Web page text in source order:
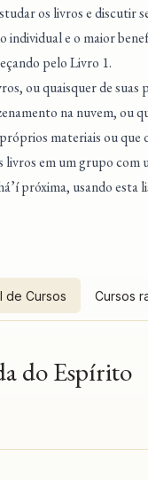
os livros e discutir
individual e o maior
pelo Livro 1.
ou quaisquer de
na nuvem, ou
materiais ou
livros em um grupo
próxima, usando esta
de Cursos Cursos
do Espírito